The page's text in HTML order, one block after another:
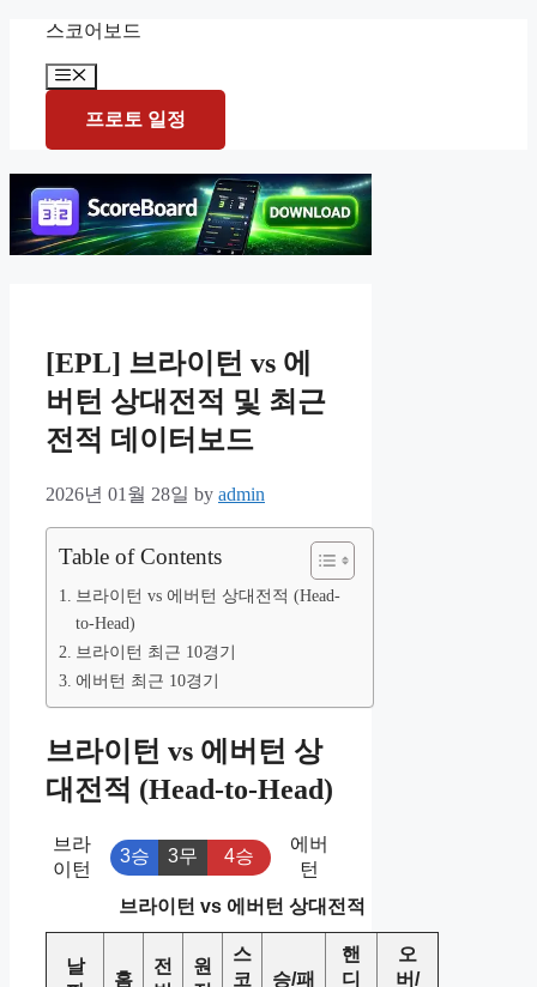
content
스코어보드
Menu
프로토 일정
[EPL] 브라이턴 vs 에
버턴 상대전적 및 최근
전적 데이터보드
2026년 01월 28일 by admin
Table of Contents
브라이턴 vs 에버턴 상대전적 (Head-
to-Head)
브라이턴 최근 10경기
에버턴 최근 10경기
브라이턴 vs 에버턴 상
대전적 (Head-to-Head)
브라
이턴
3승 3무 4승
에버
턴
브라이턴 vs 에버턴 상대전적
날
홈
전
원
스
코
승/패
핸
디
오
버/